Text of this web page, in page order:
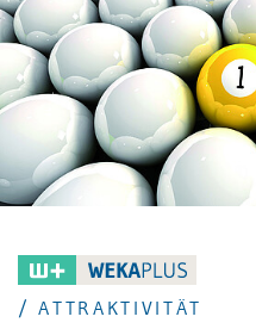
/ ATTRAKTIVITÄT